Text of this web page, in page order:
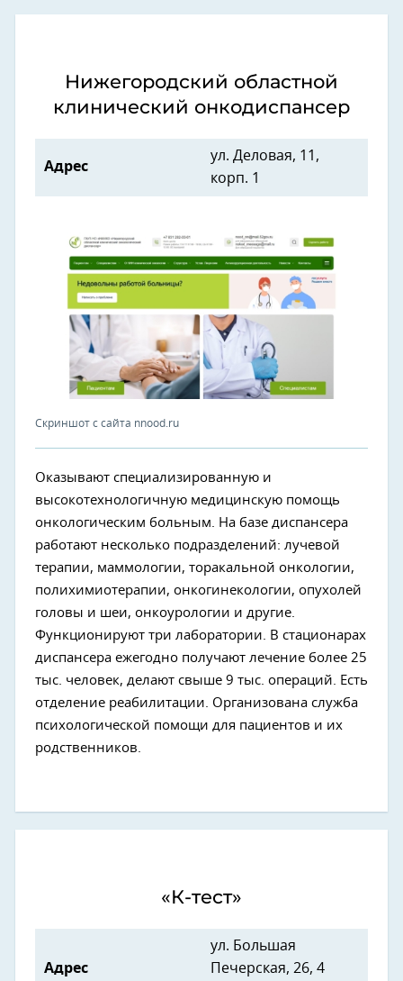
Нижегородский областной
клинический онкодиспансер
Адрес
ул. Деловая, 11,
корп. 1
Скриншот с сайта nnood.ru
Оказывают специализированную и
высокотехнологичную медицинскую помощь
онкологическим больным. На базе диспансера
работают несколько подразделений: лучевой
терапии, маммологии, торакальной онкологии,
полихимиотерапии, онкогинекологии, опухолей
головы и шеи, онкоурологии и другие.
Функционируют три лаборатории. В стационарах
диспансера ежегодно получают лечение более 25
тыс. человек, делают свыше 9 тыс. операций. Есть
отделение реабилитации. Организована служба
психологической помощи для пациентов и их
родственников.
«К-тест»
Адрес
ул. Большая
Печерская, 26, 4